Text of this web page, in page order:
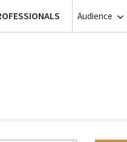
Audience
Copyists